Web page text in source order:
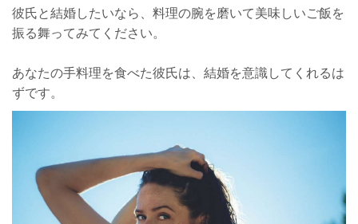
彼氏と結婚したいなら、料理の腕を磨いて美味しいご飯を
振る舞ってみてください。
あなたの手料理を食べた彼氏は、結婚を意識してくれるは
ずです。